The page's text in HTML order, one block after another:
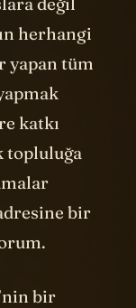
herhangi
yapan tüm
katkı
topluluğa
bir
bir